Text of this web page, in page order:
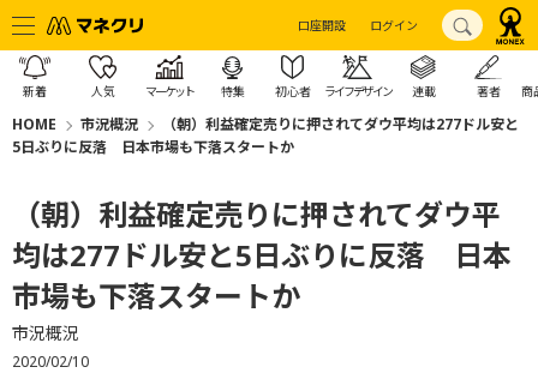
口座開設 ログイン
新着 人気 マーケット 特集 初心者 ライフデザイン 連載 著者 商
HOME 市況概況
（朝）利益確定売りに押されてダウ平均は277ドル安と
5日ぶりに反落 日本市場も下落スタートか
（朝）利益確定売りに押されてダウ平
均は277ドル安と5日ぶりに反落 日本
市場も下落スタートか
市況概況
2020/02/10